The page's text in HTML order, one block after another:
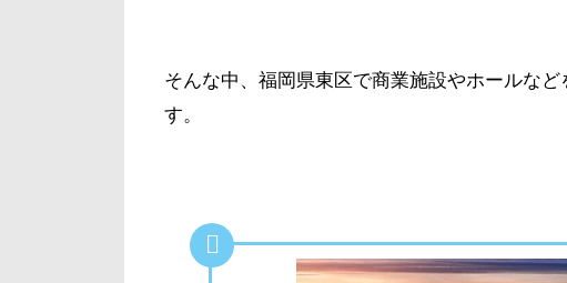
そんな中、福岡県東区で商業施設やホールな
す。